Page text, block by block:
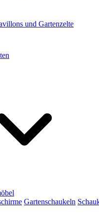
und Gartenzelte
Gartenschaukeln